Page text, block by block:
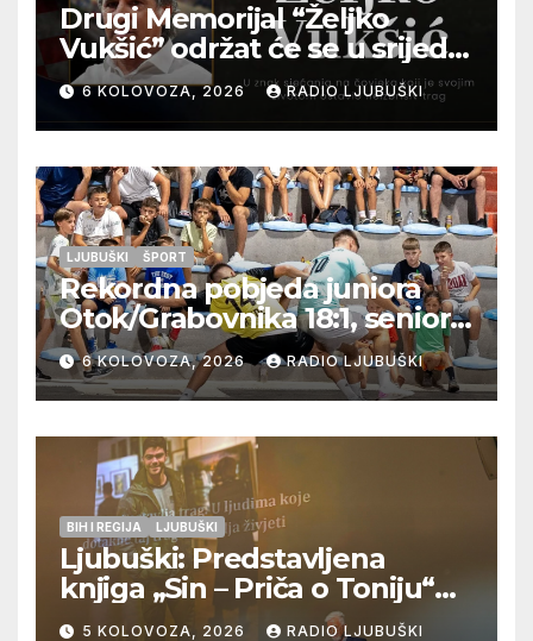
Drugi Memorijal “Željko
Vukšić” održat će se u srijedu
12. kolovoza u Otoku
6 KOLOVOZA, 2026 RADIO LJUBUŠKI
LJUBUŠKI ŠPORT
Rekordna pobjeda juniora
Otok/Grabovnika 18:1, seniori
Pregrađa u četvrtfinalu,
Veljaci i Cerno/Crnopod u
doigravanju, Grljevići završili
natjecanje
6 KOLOVOZA, 2026 RADIO LJUBUŠKI
BIH I REGIJA LJUBUŠKI
Ljubuški: Predstavljena
knjiga „Sin – Priča o Toniju“
dr. sc. Zdenka Hercega
5 KOLOVOZA, 2026 RADIO LJUBUŠKI